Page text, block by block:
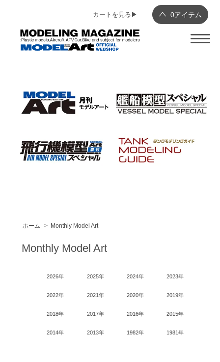
0アイテム
カートを見る▶︎
ホーム > Monthly Model Art
Monthly Model Art
2026年 2025年 2024年 2023年
2022年 2021年 2020年 2019年
2018年 2017年 2016年 2015年
2014年 2013年 1982年 1981年